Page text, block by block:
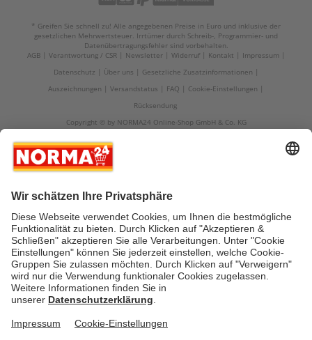
* Greifen Sie schnell zu! Alle angegebenen Preise in Euro und inklusive der
gesetzlichen Mehrwertsteuer. Irrtümer durch Schreib-, Programmier- und
Datenübertragungsfehler sind vorbehalten.
AGB
Verantwortung / CSR Newsletter Widerruf Kontakt
Impressum
Datenschutz
Über uns
Gesetzliche Zusatzinformationen
Auszeichnungen
Versandstatus FAQ
Cookie-Einstellungen
Rücksendung
Copyright © by NORMA24 Online-Shop GmbH & Co. KG